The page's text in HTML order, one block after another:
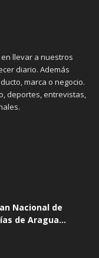
llevar a nuestros
diario. Además
marca o negocio.
deportes, entrevistas,
Nacional de
de Aragua...